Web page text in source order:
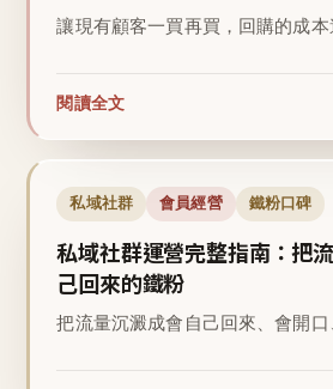
讓現有顧客一買再買，回購的成本
閱讀全文
私域社群 會員經營 鐵粉口碑
私域社群運營完整指南：把
己回來的鐵粉
把流量沉澱成會自己回來、會開口